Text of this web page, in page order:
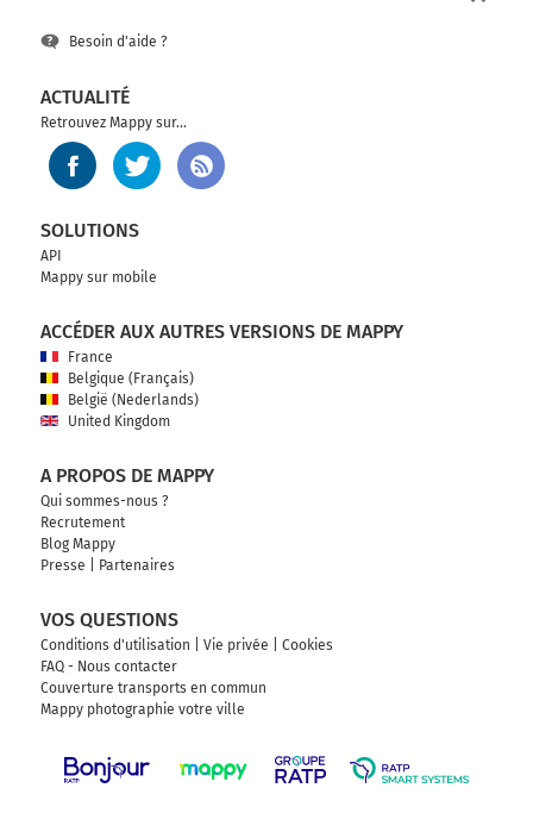
Besoin d'aide ?
ACTUALITÉ
Retrouvez Mappy sur...
SOLUTIONS
API
Mappy sur mobile
ACCÉDER AUX AUTRES VERSIONS DE MAPPY
France
Belgique (Français)
België (Nederlands)
United Kingdom
A PROPOS DE MAPPY
Qui sommes-nous ?
Recrutement
Blog Mappy
Presse
Partenaires
VOS QUESTIONS
Conditions d'utilisation Vie privée
Cookies
FAQ - Nous contacter
Couverture transports en commun
Mappy photographie votre ville